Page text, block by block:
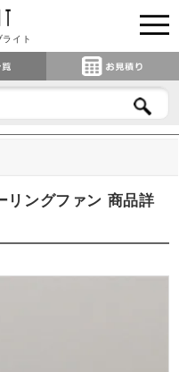
ライト
リングファン 商品詳